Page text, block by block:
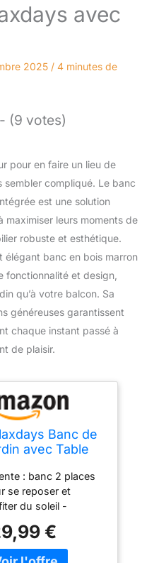
avec
2025 / 4 minutes de
(9 votes)
pour en faire un lieu de
compliqué. Le banc
est une solution
maximiser leurs moments de
robuste et esthétique.
élégant banc en bois marron
fonctionnalité et design,
qu’à votre balcon. Sa
généreuses garantissent
chaque instant passé à
de plaisir.
Banc de
avec Table
en Bois,
HLP :
cm,
: banc 2 places
se reposer et
du soleil -
et un thé
: banquette
€